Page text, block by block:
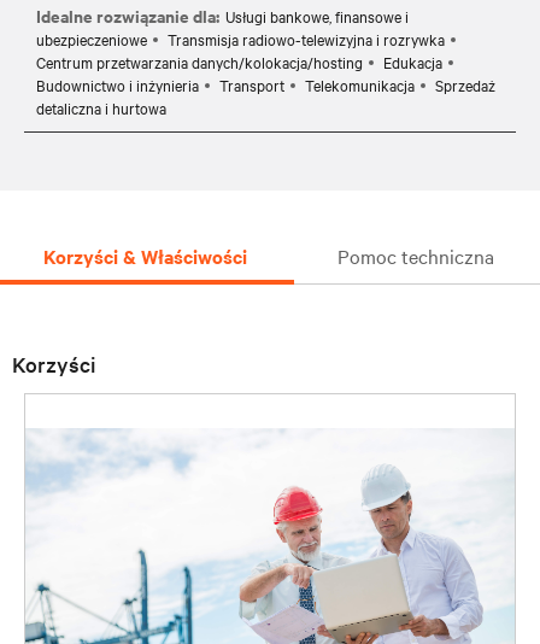
Idealne rozwiązanie dla: Usługi bankowe, finansowe i
ubezpieczeniowe
Transmisja radiowo-telewizyjna i rozrywka
Centrum przetwarzania danych/kolokacja/hosting
Edukacja
Budownictwo i inżynieria
Transport Telekomunikacja
Sprzedaż
detaliczna i hurtowa
Korzyści & Właściwości Pomoc techniczna
Korzyści